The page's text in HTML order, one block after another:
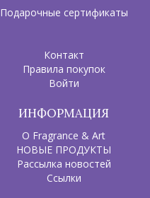
Подарочные сертификаты
Контакт
Правила покупок
Войти
ИНФОРМАЦИЯ
О Fragrance & Art
НОВЫЕ ПРОДУКТЫ
Рассылка новостей
Ссылки